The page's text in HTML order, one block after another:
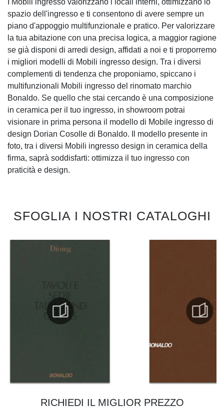
I Mobili ingresso valorizzano i locali interni, ottimizzano lo
spazio dell'ingresso e ti consentono di avere sempre un
piano d'appoggio multifunzionale e pratico. Per valorizzare
la tua abitazione con una precisa logica, a maggior ragione
se già disponi di arredi design, affidati a noi e ti proporremo
i migliori modelli di Mobili ingresso design. Tra i diversi
complementi di tendenza che proponiamo, spiccano i
multifunzionali Mobili ingresso del rinomato marchio
Bonaldo. Se quello che stai cercando è una composizione
in ceramica per il tuo ingresso, in showroom potrai
visionare in prima persona il modello di Mobile ingresso di
design Dorian Cosolle di Bonaldo. Il modello presente in
foto, tra i diversi Mobili ingresso design in ceramica della
firma, saprà soddisfarti: ottimizza il tuo ingresso con
praticità e design.
SFOGLIA I NOSTRI CATALOGHI
RICHIEDI IL MIGLIOR PREZZO